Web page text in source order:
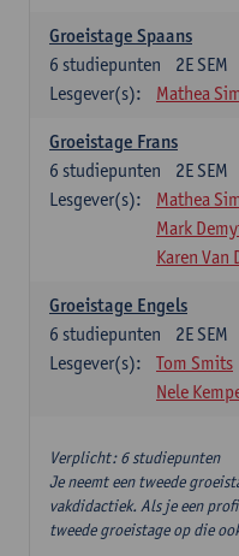
Groeistage Spaans
2E SEM
6 studiepunten
Lesgever(s):
Mathea
Groeistage Frans
2E SEM
6 studiepunten
Lesgever(s):
Mathea
Mark
Karen Van
Groeistage Engels
2E SEM
6 studiepunten
Lesgever(s):
Tom Smits
Nele
Verplicht: 6 studiepunten
Je neemt een tweede
vakdidactiek. Als je een
tweede groeistage op die